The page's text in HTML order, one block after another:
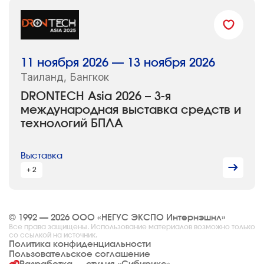
DRONTECH Asia 2026 – 3-я
международная выставка средств и
технологий БПЛА
11 ноября 2026 — 13 ноября 2026
Таиланд, Бангкок
Выставка
+ 2
© 1992 — 2026 ООО «НЕГУС ЭКСПО Интернэшнл»
Все права защищены. Использование материалов возможно только
со ссылкой на источник.
Политика конфиденциальности
Пользовательское соглашение